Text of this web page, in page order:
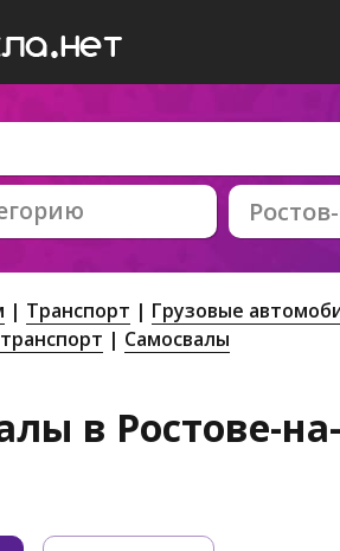
Транспорт
Грузовые
Самосвалы
в Ростове-